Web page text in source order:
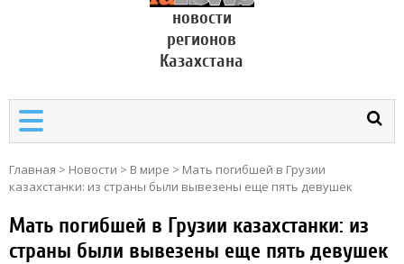
новости
регионов
Казахстана
Главная > Новости > В мире > Мать погибшей в Грузии
казахстанки: из страны были вывезены еще пять девушек
Мать погибшей в Грузии казахстанки: из
страны были вывезены еще пять девушек